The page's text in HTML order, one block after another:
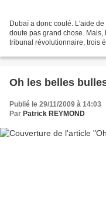
Dubaï a donc coulé. L'aide
doute pas grand chose.
tribunal révolutionnaire, trois
Oh les belles
Publié le 29/11/2009 à 14:03
Par Patrick REYMOND